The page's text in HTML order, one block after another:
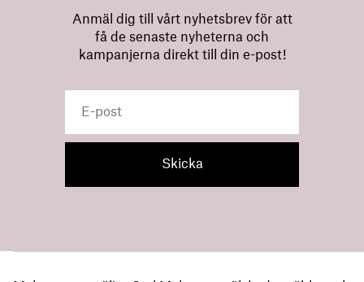
Anmäl dig till vårt nyhetsbrev för att
få de senaste nyheterna och
kampanjerna direkt till din e-post!